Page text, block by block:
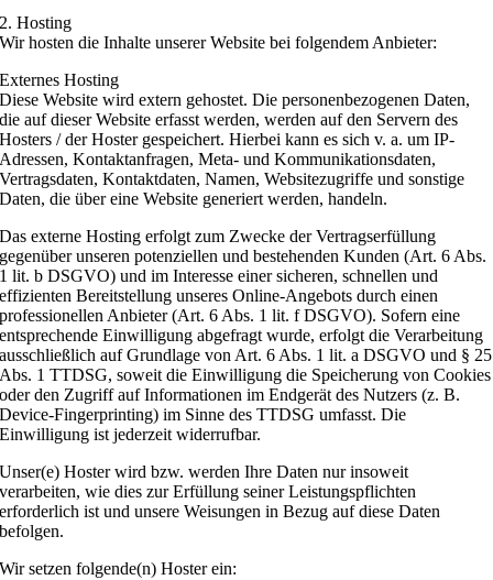
2. Hosting
Wir hosten die Inhalte unserer Website bei folgendem Anbieter:
Externes Hosting
Diese Website wird extern gehostet. Die personenbezogenen Daten,
die auf dieser Website erfasst werden, werden auf den Servern des
Hosters / der Hoster gespeichert. Hierbei kann es sich v. a. um IP-
Adressen, Kontaktanfragen, Meta- und Kommunikationsdaten,
Vertragsdaten, Kontaktdaten, Namen, Websitezugriffe und sonstige
Daten, die über eine Website generiert werden, handeln.
Das externe Hosting erfolgt zum Zwecke der Vertragserfüllung
gegenüber unseren potenziellen und bestehenden Kunden (Art. 6 Abs.
1 lit. b DSGVO) und im Interesse einer sicheren, schnellen und
effizienten Bereitstellung unseres Online-Angebots durch einen
professionellen Anbieter (Art. 6 Abs. 1 lit. f DSGVO). Sofern eine
entsprechende Einwilligung abgefragt wurde, erfolgt die Verarbeitung
ausschließlich auf Grundlage von Art. 6 Abs. 1 lit. a DSGVO und § 25
Abs. 1 TTDSG, soweit die Einwilligung die Speicherung von Cookies
oder den Zugriff auf Informationen im Endgerät des Nutzers (z. B.
Device-Fingerprinting) im Sinne des TTDSG umfasst. Die
Einwilligung ist jederzeit widerrufbar.
Unser(e) Hoster wird bzw. werden Ihre Daten nur insoweit
verarbeiten, wie dies zur Erfüllung seiner Leistungspflichten
erforderlich ist und unsere Weisungen in Bezug auf diese Daten
befolgen.
Wir setzen folgende(n) Hoster ein: